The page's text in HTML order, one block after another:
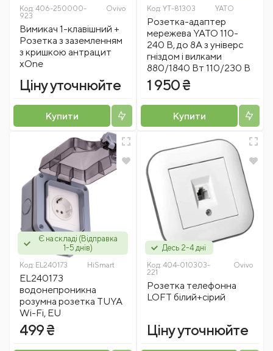
Код: 406-250000-
923
Ovivo
Вимикач 1-клавішний +
Розетка з заземленням
з кришкою антрацит
xOne
Ціну уточнюйте
Купити
Код: YT-81303 YATO
Розетка-адаптер
мережева YATO 110-
240 В, до 8А з універс
гніздом і вилками
880/1840 Вт 110/230 В
1 950 ₴
Купити
Є на складі (Відправка
1-5 днів)
Код: EL240173 HiSmart
EL240173
водонепроникна
розумна розетка TUYA
Wi-Fi, EU
499 ₴
Десь 2-4 дні
Код: 404-010303-
221
Ovivo
Розетка телефонна
LOFT білий+сірий
Ціну уточнюйте